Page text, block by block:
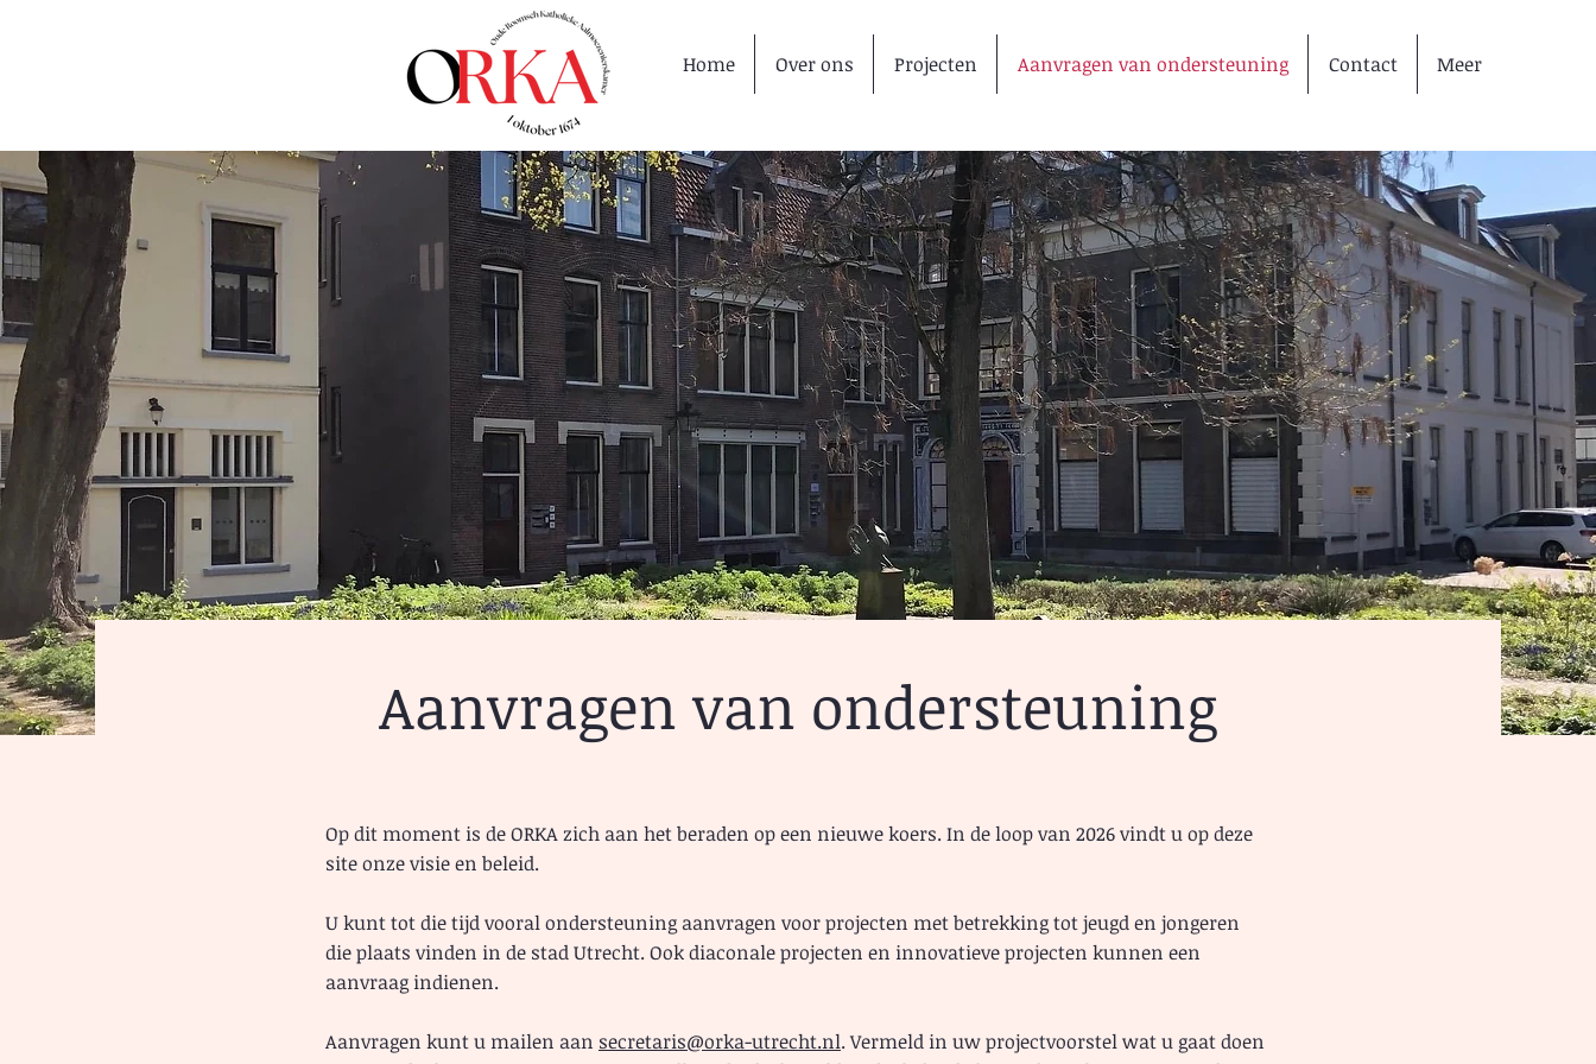
Home Over ons Projecten Aanvragen van ondersteuning Contact Meer
Aanvragen van ondersteuning
Op dit moment is de ORKA zich aan het beraden op een nieuwe koers. In de loop van 2026 vindt u op deze
site onze visie en beleid.
U kunt tot die tijd vooral ondersteuning aanvragen voor projecten met betrekking tot jeugd en jongeren
die plaats vinden in de stad Utrecht. Ook diaconale projecten en innovatieve projecten kunnen een
aanvraag indienen.
Aanvragen kunt u mailen aan secretaris@orka-utrecht.nl. Vermeld in uw projectvoorstel wat u gaat doen